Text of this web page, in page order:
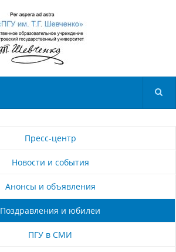
Пресс-центр
Новости и события
Анонсы и объявления
Поздравления и юбилеи
ПГУ в СМИ